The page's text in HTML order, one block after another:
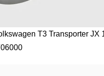
T3 Transporter JX